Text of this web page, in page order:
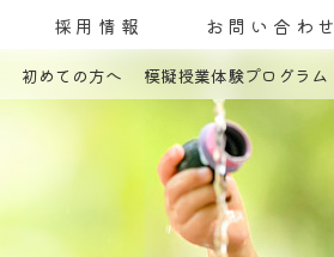
採用情報 お問い合わせ
初めての方へ 模擬授業体験プログラム